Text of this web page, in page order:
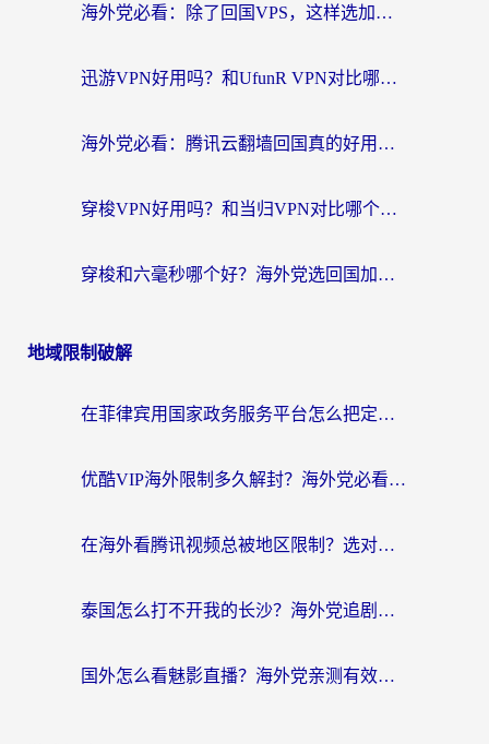
海外党必看：除了回国VPS，这样选加速器也能无缝刷国内资源？
迅游VPN好用吗？和UfunR VPN对比哪个回国效果更好？海外党亲测避坑指南
海外党必看：腾讯云翻墙回国真的好用吗？+ 3步选对回国加速器指南
穿梭VPN好用吗？和当归VPN对比哪个回国效果更好？海外党亲测实用指南
穿梭和六毫秒哪个好？海外党选回国加速器的避坑指南，附番茄加速器实测
地域限制破解
在菲律宾用国家政务服务平台怎么把定位修改到中国国内？3步解决+海外看剧听歌全攻略
优酷VIP海外限制多久解封？海外党必看的跨区难题一站式解决指南
在海外看腾讯视频总被地区限制？选对回国加速器，还能解决泰国政务网和蜻蜓FM卡顿问题
泰国怎么打不开我的长沙？海外党追剧看片的破局指南
国外怎么看魅影直播？海外党亲测有效的回国加速指南（附听歌、看央视VIP技巧）